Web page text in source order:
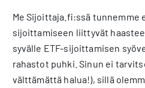
Me Sijoittaja.fi:ssä tunnemme
sijoittamiseen liittyvät
syvälle ETF-sijoittamisen
rahastot puhki. Sinun ei
välttämättä halua!), sillä